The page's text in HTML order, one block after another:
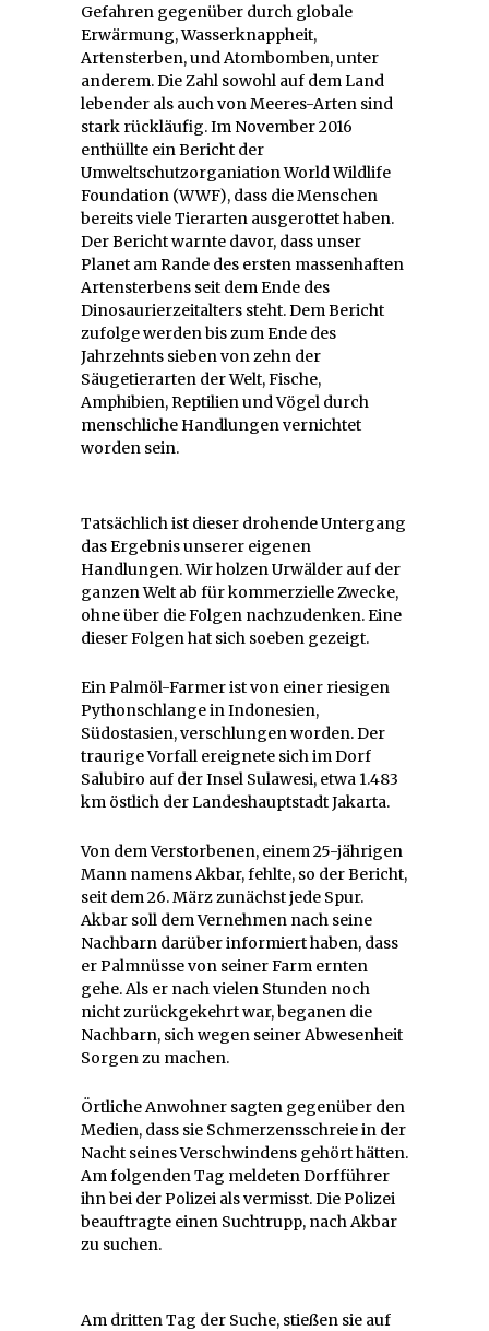
Gefahren gegenüber durch globale
Erwärmung, Wasserknappheit,
Artensterben, und Atombomben, unter
anderem. Die Zahl sowohl auf dem Land
lebender als auch von Meeres-Arten sind
stark rückläufig. Im November 2016
enthüllte ein Bericht der
Umweltschutzorganiation World Wildlife
Foundation (WWF), dass die Menschen
bereits viele Tierarten ausgerottet haben.
Der Bericht warnte davor, dass unser
Planet am Rande des ersten massenhaften
Artensterbens seit dem Ende des
Dinosaurierzeitalters steht. Dem Bericht
zufolge werden bis zum Ende des
Jahrzehnts sieben von zehn der
Säugetierarten der Welt, Fische,
Amphibien, Reptilien und Vögel durch
menschliche Handlungen vernichtet
worden sein.
Tatsächlich ist dieser drohende Untergang
das Ergebnis unserer eigenen
Handlungen. Wir holzen Urwälder auf der
ganzen Welt ab für kommerzielle Zwecke,
ohne über die Folgen nachzudenken. Eine
dieser Folgen hat sich soeben gezeigt.
Ein Palmöl-Farmer ist von einer riesigen
Pythonschlange in Indonesien,
Südostasien, verschlungen worden. Der
traurige Vorfall ereignete sich im Dorf
Salubiro auf der Insel Sulawesi, etwa 1.483
km östlich der Landeshauptstadt Jakarta.
Von dem Verstorbenen, einem 25-jährigen
Mann namens Akbar, fehlte, so der Bericht,
seit dem 26. März zunächst jede Spur.
Akbar soll dem Vernehmen nach seine
Nachbarn darüber informiert haben, dass
er Palmnüsse von seiner Farm ernten
gehe. Als er nach vielen Stunden noch
nicht zurückgekehrt war, beganen die
Nachbarn, sich wegen seiner Abwesenheit
Sorgen zu machen.
Örtliche Anwohner sagten gegenüber den
Medien, dass sie Schmerzensschreie in der
Nacht seines Verschwindens gehört hätten.
Am folgenden Tag meldeten Dorfführer
ihn bei der Polizei als vermisst. Die Polizei
beauftragte einen Suchtrupp, nach Akbar
zu suchen.
Am dritten Tag der Suche, stießen sie auf